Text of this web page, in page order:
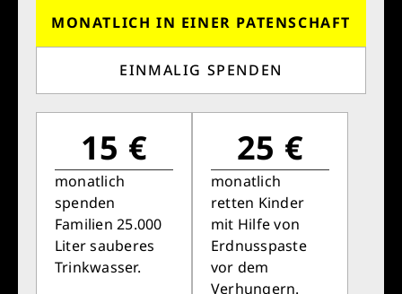
MONATLICH IN EINER PATENSCHAFT
EINMALIG SPENDEN
15 €
monatlich
spenden
Familien 25.000
Liter sauberes
Trinkwasser.
25 €
monatlich
retten Kinder
mit Hilfe von
Erdnusspaste
vor dem
Verhungern.